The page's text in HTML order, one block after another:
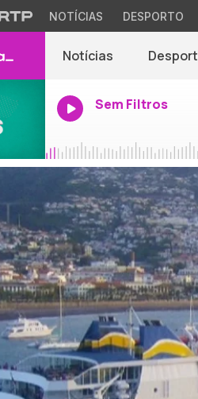
NOTÍCIAS DESPORTO
Notícias
Sem Filtros